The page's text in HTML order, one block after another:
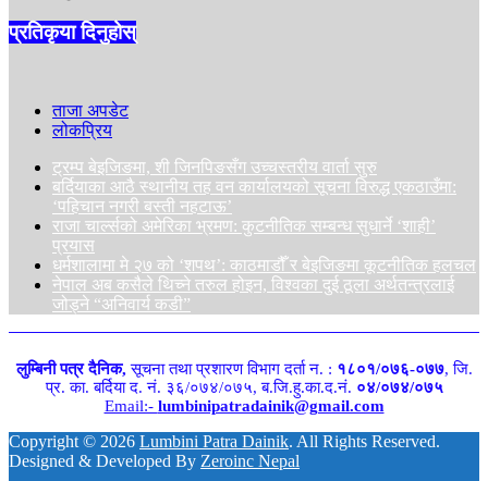
प्रतिकृया दिनुहोस्
ताजा अपडेट
लोकप्रिय
ट्रम्प बेइजिङमा, शी जिनपिङसँग उच्चस्तरीय वार्ता सुरु
बर्दियाका आठै स्थानीय तह वन कार्यालयको सूचना विरुद्ध एकठाउँमा:
‘पहिचान नगरी बस्ती नहटाऊ’
राजा चार्ल्सको अमेरिका भ्रमण: कुटनीतिक सम्बन्ध सुधार्ने ‘शाही’
प्रयास
धर्मशालामा मे २७ को ‘शपथ’: काठमाडौँ र बेइजिङमा कूटनीतिक हलचल
नेपाल अब कसैले थिच्ने तरुल होइन, विश्वका दुई ठूला अर्थतन्त्रलाई
जोड्ने “अनिवार्य कडी”
लुम्बिनी पत्र दैनिक,सूचना तथा प्रशारण विभाग दर्ता न. : १८०१/०७६-०७७, जि.
प्र. का. बर्दिया द. नं. ३६/०७४/०७५, ब.जि.हु.का.द.नं. ०४/०७४/०७५
Email:- lumbinipatradainik@gmail.com
Copyright © 2026 Lumbini Patra Dainik. All Rights Reserved.
Designed & Developed By Zeroinc Nepal